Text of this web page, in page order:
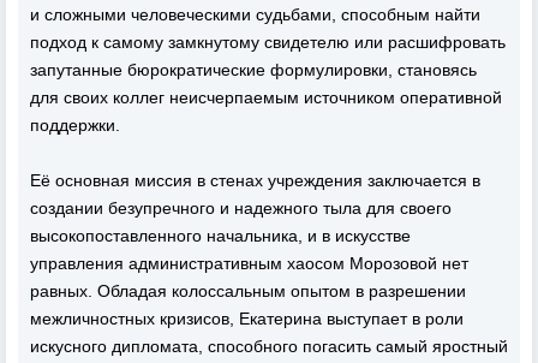
и сложными человеческими судьбами, способным найти
подход к самому замкнутому свидетелю или расшифровать
запутанные бюрократические формулировки, становясь
для своих коллег неисчерпаемым источником оперативной
поддержки.
Её основная миссия в стенах учреждения заключается в
создании безупречного и надежного тыла для своего
высокопоставленного начальника, и в искусстве
управления административным хаосом Морозовой нет
равных. Обладая колоссальным опытом в разрешении
межличностных кризисов, Екатерина выступает в роли
искусного дипломата, способного погасить самый яростный